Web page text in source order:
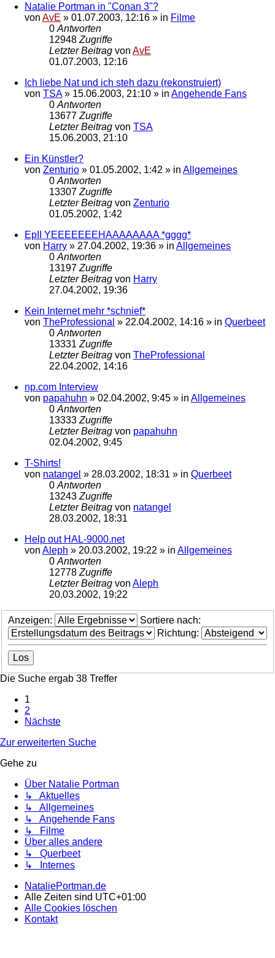
Natalie Portman in "Conan 3"?
von AvE » 01.07.2003, 12:16 » in Filme
0 Antworten
12948 Zugriffe
Letzter Beitrag von AvE
01.07.2003, 12:16
Ich liebe Nat und ich steh dazu (rekonstruiert)
von TSA» 15.06.2003, 21:10 » in Angehende Fans
0 Antworten
13677 Zugriffe
Letzter Beitrag von TSA
15.06.2003, 21:10
Ein Künstler?
von Zenturio » 01.05.2002, 1:42 » in Allgemeines
0 Antworten
13307 Zugriffe
Letzter Beitrag von Zenturio
01.05.2002, 1:42
EpII YEEEEEEEHAAAAAAAA *gggg*
von Harry » 27.04.2002, 19:36 » in Allgemeines
0 Antworten
13197 Zugriffe
Letzter Beitrag von Harry
27.04.2002, 19:36
Kein Internet mehr *schnief*
von TheProfessional » 22.04.2002, 14:16 » in Querbeet
0 Antworten
13331 Zugriffe
Letzter Beitrag von TheProfessional
22.04.2002, 14:16
np.com Interview
von papahuhn » 02.04.2002, 9:45 » in Allgemeines
0 Antworten
13333 Zugriffe
Letzter Beitrag von papahuhn
02.04.2002, 9:45
T-Shirts!
von natangel » 28.03.2002, 18:31 » in Querbeet
0 Antworten
13243 Zugriffe
Letzter Beitrag von natangel
28.03.2002, 18:31
Help out HAL-9000.net
von Aleph » 20.03.2002, 19:22 » in Allgemeines
0 Antworten
12778 Zugriffe
Letzter Beitrag von Aleph
20.03.2002, 19:22
Anzeigen:
Sortiere nach:
Richtung:
Die Suche ergab 38 Treffer
1
2
Nächste
Zur erweiterten Suche
Gehe zu
Über Natalie Portman
↳ Aktuelles
↳ Allgemeines
↳ Angehende Fans
↳ Filme
Über alles andere
↳ Querbeet
↳ Internes
NataliePortman.de
Alle Zeiten sind UTC+01:00
Alle Cookies löschen
Kontakt